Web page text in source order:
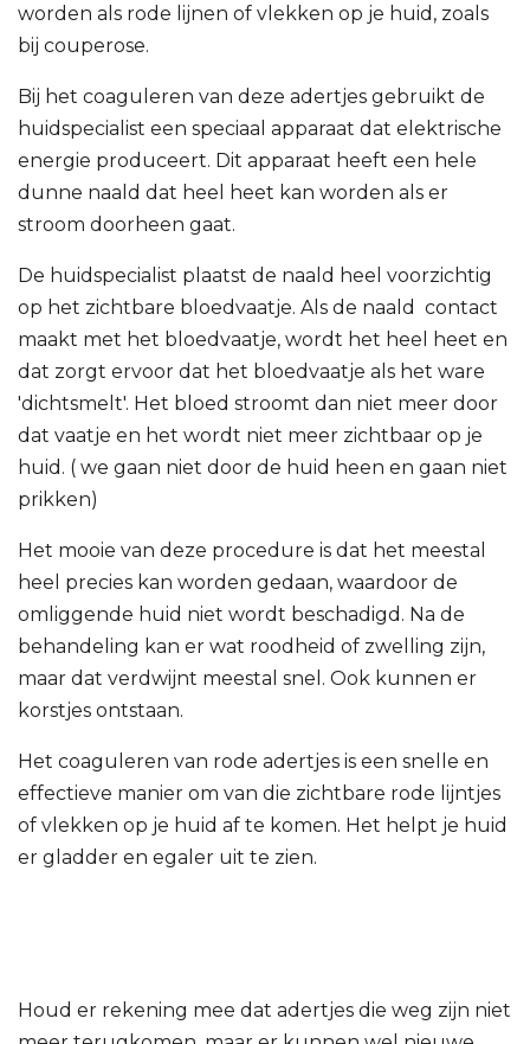
worden als rode lijnen of vlekken op je huid, zoals
bij couperose.
Bij het coaguleren van deze adertjes gebruikt de
huidspecialist een speciaal apparaat dat elektrische
energie produceert. Dit apparaat heeft een hele
dunne naald dat heel heet kan worden als er
stroom doorheen gaat.
De huidspecialist plaatst de naald heel voorzichtig
op het zichtbare bloedvaatje. Als de naald contact
maakt met het bloedvaatje, wordt het heel heet en
dat zorgt ervoor dat het bloedvaatje als het ware
'dichtsmelt'. Het bloed stroomt dan niet meer door
dat vaatje en het wordt niet meer zichtbaar op je
huid. ( we gaan niet door de huid heen en gaan niet
prikken)
Het mooie van deze procedure is dat het meestal
heel precies kan worden gedaan, waardoor de
omliggende huid niet wordt beschadigd. Na de
behandeling kan er wat roodheid of zwelling zijn,
maar dat verdwijnt meestal snel. Ook kunnen er
korstjes ontstaan.
Het coaguleren van rode adertjes is een snelle en
effectieve manier om van die zichtbare rode lijntjes
of vlekken op je huid af te komen. Het helpt je huid
er gladder en egaler uit te zien.
Houd er rekening mee dat adertjes die weg zijn niet